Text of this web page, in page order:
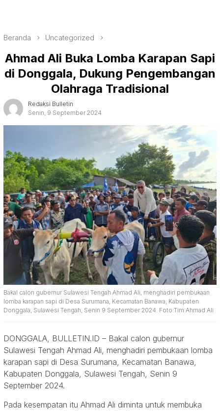
Beranda Uncategorized
Ahmad Ali Buka Lomba Karapan Sapi
di Donggala, Dukung Pengembangan
Olahraga Tradisional
Redaksi Bulletin
Senin, 9 September 2024
Bakal calon gubernur Sulawesi Tengah Ahmad Ali, menghadiri pembukaan
lomba karapan sapi di Desa Surumana, Kecamatan Banawa, Kabupaten
Donggala, Sulawesi Tengah, Senin 9 September 2024. Foto:Tim Ahmad Ali
DONGGALA, BULLETIN.ID – Bakal calon gubernur
Sulawesi Tengah Ahmad Ali, menghadiri pembukaan lomba
karapan sapi di Desa Surumana, Kecamatan Banawa,
Kabupaten Donggala, Sulawesi Tengah, Senin 9
September 2024.
Pada kesempatan itu Ahmad Ali diminta untuk membuka